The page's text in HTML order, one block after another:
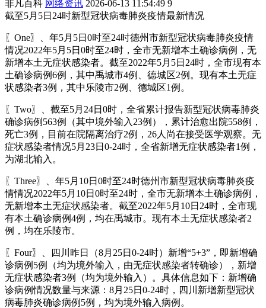
非凡百科 网络资讯 2026-06-13 11:54:49 9
截至5月5日24时新型冠状病毒肺炎疫情最新情况
〖One〗、年5月5日0时至24时德州市新型冠状病毒肺炎疫情
情况2022年5月5日0时至24时，全市无新增本土确诊病例，无
新增本土无症状感染者。截至2022年5月5日24时，全市现有本
土确诊病例6例，其中禹城市4例、德城区2例。现有本土无症
状感染者3例，其中乐陵市2例、德城区1例。
〖Two〗、截至5月24日0时，全省累计报告新型冠状病毒肺炎
确诊病例563例（其中境外输入23例），累计治愈出院558例，
死亡3例，目前在院隔离治疗2例，26人尚在接受医学观察。无
症状感染者情况5月23日0-24时，全省新增无症状感染者1例，
为湖北输入。
〖Three〗、年5月10日0时至24时德州市新型冠状病毒肺炎疫
情情况2022年5月10日0时至24时，全市无新增本土确诊病例，
无新增本土无症状感染者。截至2022年5月10日24时，全市现
有本土确诊病例4例，均在禹城市。现有本土无症状感染者2
例，均在乐陵市。
〖Four〗、四川昨日（8月25日0-24时）新增“5+3”，即新增确
诊病例5例（均为境外输入，由无症状感染者转确诊），新增
无症状感染者3例（均为境外输入）。具体信息如下：新增确
诊病例情况数量与来源：8月25日0-24时，四川新增新型冠状
病毒肺炎确诊病例5例，均为境外输入病例。